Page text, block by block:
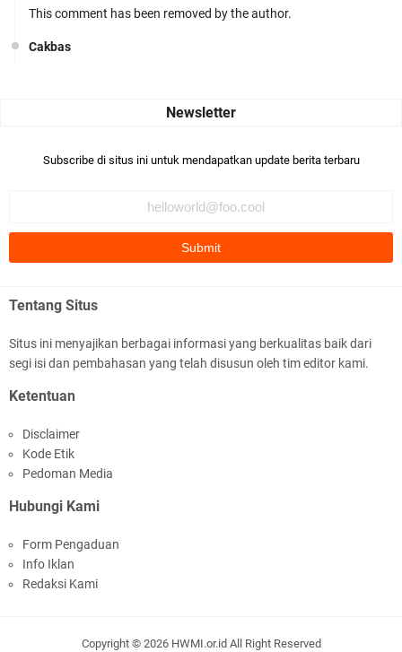
This comment has been removed by the author.
Cakbas
Bismillaah semoga pembuat artikel Alloh berikan pemahaman yg
Ada sejumlah pertanyaan kepada Anda dan jawablah dengan
mengikuti ust. K …
Anonymous
Anonymous
It has proved a key customer retention tool for sports activities
guide operator …
Subscribe di situs ini untuk mendapatkan update berita terbaru
Tentang Situs
Situs ini menyajikan berbagai informasi yang berkualitas baik dari
segi isi dan pembahasan yang telah disusun oleh tim editor kami.
Ketentuan
Disclaimer
Kode Etik
Pedoman Media
Hubungi Kami
Form Pengaduan
Info Iklan
Redaksi Kami
Copyright © 2026 HWMI.or.id All Right Reserved